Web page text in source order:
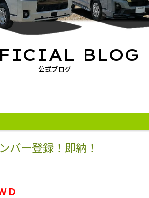
公式ブログ
BLOG
ー登録！即納！
Ｄ